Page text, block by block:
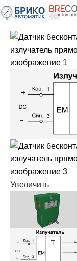
Увеличить